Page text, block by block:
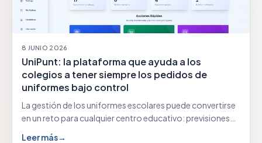
8 JUNIO 2026
UniPunt: la plataforma que ayuda a los
colegios a tener siempre los pedidos de
uniformes bajo control
La gestión de los uniformes escolares puede convertirse
en un reto para cualquier centro educativo: previsiones…
Leer más→